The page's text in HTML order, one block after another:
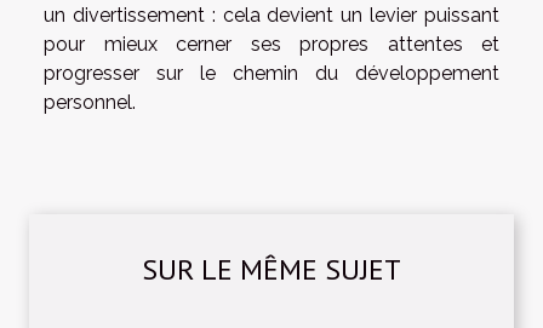
un divertissement : cela devient un levier puissant
pour mieux cerner ses propres attentes et
progresser sur le chemin du développement
personnel.
SUR LE MÊME SUJET